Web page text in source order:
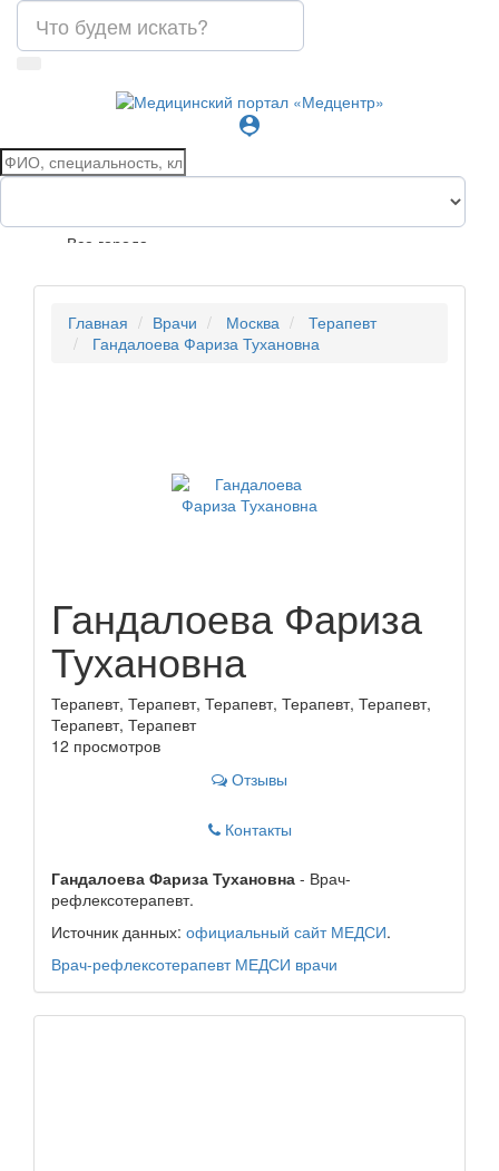
person_pin
Все города
Главная Врачи Москва
Терапевт
Гандалоева Фариза Тухановна
Гандалоева Фариза
Тухановна
Терапевт, Терапевт, Терапевт, Терапевт, Терапевт,
Терапевт, Терапевт
12 просмотров
Отзывы
Контакты
Гандалоева Фариза Тухановна - Врач-
рефлексотерапевт.
Источник данных: официальный сайт МЕДСИ.
Врач-рефлексотерапевт МЕДСИ врачи